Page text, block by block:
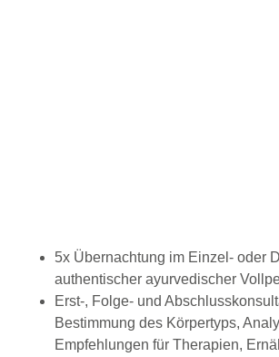
5x Übernachtung im Einzel- oder
authentischer ayurvedischer
Erst-, Folge- und
Bestimmung des Körpertyps,
Empfehlungen für Therapien,